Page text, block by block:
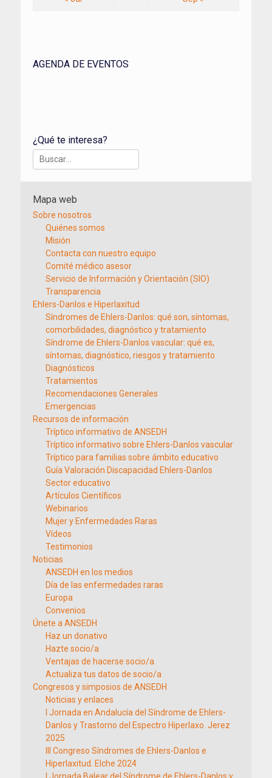
AGENDA DE EVENTOS
¿Qué te interesa?
Buscar:
Mapa web
Sobre nosotros
Quiénes somos
Misión
Contacta con nuestro equipo
Comité médico asesor
Servicio de Información y Orientación (SIO)
Transparencia
Ehlers-Danlos e Hiperlaxitud
Síndromes de Ehlers-Danlos: qué son, síntomas,
comorbilidades, diagnóstico y tratamiento
Síndrome de Ehlers-Danlos vascular: qué es,
síntomas, diagnóstico, riesgos y tratamiento
Diagnósticos
Tratamientos
Recomendaciones Generales
Emergencias
Recursos de información
Tríptico informativo de ANSEDH
Tríptico informativo sobre Ehlers-Danlos vascular
Tríptico para familias sobre ámbito educativo
Guía Valoración Discapacidad Ehlers-Danlos
Sector educativo
Artículos Científicos
Webinarios
Mujer y Enfermedades Raras
Vídeos
Testimonios
Noticias
ANSEDH en los medios
Día de las enfermedades raras
Europa
Convenios
Únete a ANSEDH
Haz un donativo
Hazte socio/a
Ventajas de hacerse socio/a
Actualiza tus datos de socio/a
Congresos y simposios de ANSEDH
Noticias y enlaces
I Jornada en Andalucía del Síndrome de Ehlers-
Danlos y Trastorno del Espectro Hiperlaxo. Jerez
2025
III Congreso Síndromes de Ehlers-Danlos e
Hiperlaxitud. Elche 2024